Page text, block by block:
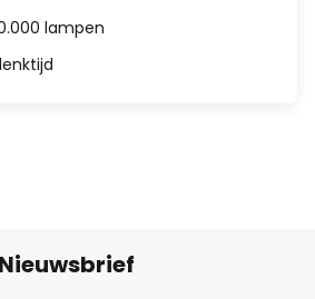
lampen
Nieuwsbrief